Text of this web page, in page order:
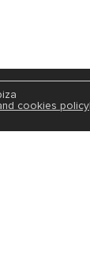
cookies policy